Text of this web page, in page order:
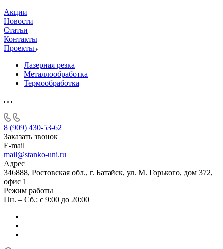
Акции
Новости
Статьи
Контакты
Проекты
Лазерная резка
Металлообработка
Термообработка
8 (909) 430-53-62
Заказать звонок
E-mail
mail@stanko-uni.ru
Адрес
346888, Ростовская обл., г. Батайск, ул. М. Горького, дом 372,
офис 1
Режим работы
Пн. – Сб.: с 9:00 до 20:00